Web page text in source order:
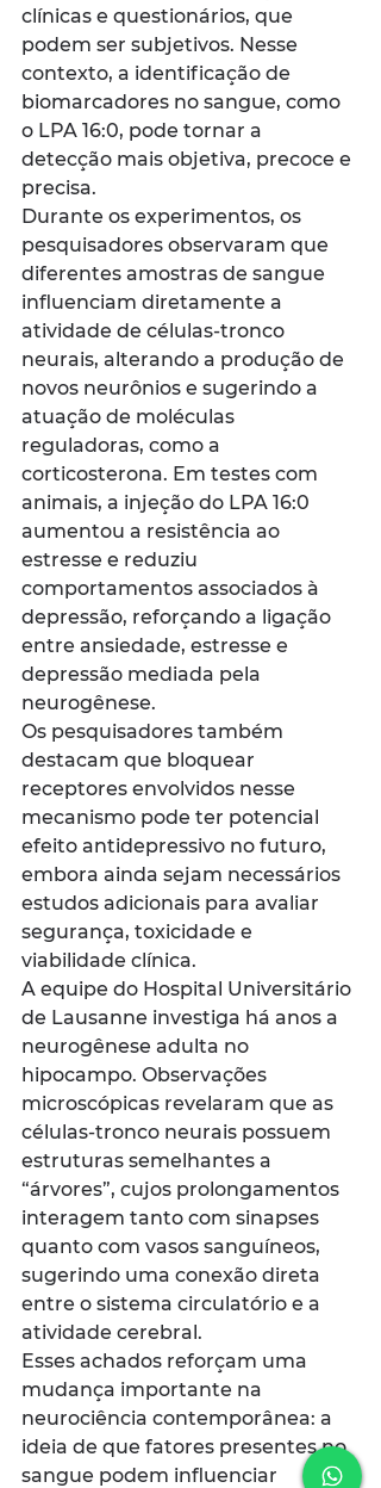
clínicas e questionários, que
podem ser subjetivos. Nesse
contexto, a identificação de
biomarcadores no sangue, como
o LPA 16:0, pode tornar a
detecção mais objetiva, precoce e
precisa.
Durante os experimentos, os
pesquisadores observaram que
diferentes amostras de sangue
influenciam diretamente a
atividade de células-tronco
neurais, alterando a produção de
novos neurônios e sugerindo a
atuação de moléculas
reguladoras, como a
corticosterona. Em testes com
animais, a injeção do LPA 16:0
aumentou a resistência ao
estresse e reduziu
comportamentos associados à
depressão, reforçando a ligação
entre ansiedade, estresse e
depressão mediada pela
neurogênese.
Os pesquisadores também
destacam que bloquear
receptores envolvidos nesse
mecanismo pode ter potencial
efeito antidepressivo no futuro,
embora ainda sejam necessários
estudos adicionais para avaliar
segurança, toxicidade e
viabilidade clínica.
A equipe do Hospital Universitário
de Lausanne investiga há anos a
neurogênese adulta no
hipocampo. Observações
microscópicas revelaram que as
células-tronco neurais possuem
estruturas semelhantes a
“árvores”, cujos prolongamentos
interagem tanto com sinapses
quanto com vasos sanguíneos,
sugerindo uma conexão direta
entre o sistema circulatório e a
atividade cerebral.
Esses achados reforçam uma
mudança importante na
neurociência contemporânea: a
ideia de que fatores presentes no
sangue podem influenciar